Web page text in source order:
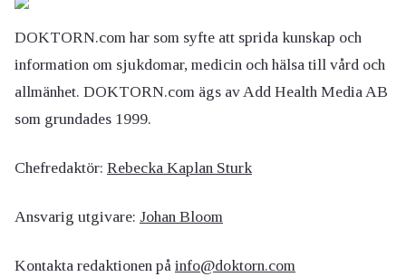
DOKTORN.com har som syfte att sprida kunskap och
information om sjukdomar, medicin och hälsa till vård och
allmänhet. DOKTORN.com ägs av Add Health Media AB
som grundades 1999.
Chefredaktör: Rebecka Kaplan Sturk
Ansvarig utgivare: Johan Bloom
Kontakta redaktionen på info@doktorn.com